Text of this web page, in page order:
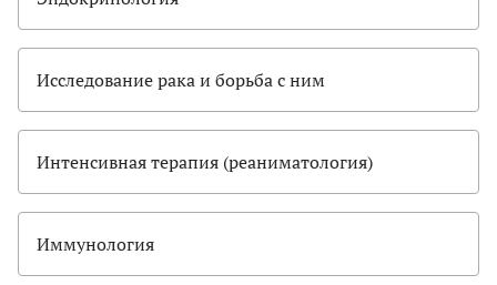
Исследование рака и борьба с ним
Интенсивная терапия (реаниматология)
Иммунология